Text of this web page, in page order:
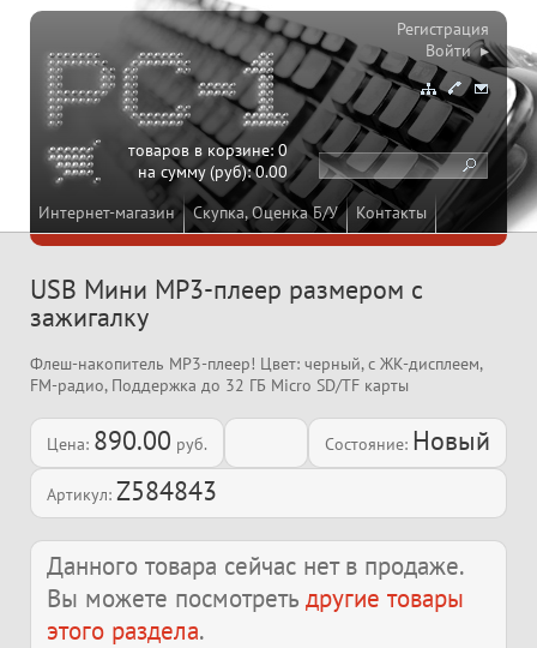
Интернет-магазин Скупка, Оценка Б/У Контакты
товаров в корзине:0
на сумму (руб):0.00
Регистрация
Войти ▸
USB Мини MP3-плеер размером с
зажигалку
Флеш-накопитель MP3-плеер! Цвет: черный, с ЖК-дисплеем,
FM-радио, Поддержка до 32 ГБ Micro SD/TF карты
Цена: 890.00 руб. Состояние: Новый
Артикул: Z584843
Данного товара сейчас нет в продаже.
Вы можете посмотреть другие товары
этого раздела.